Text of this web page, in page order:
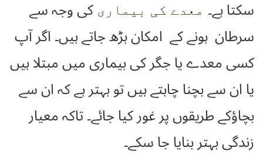
سکتا ہے۔ معدے کی بیماری کی وجہ سے
سرطان ہونے کے امکان بڑھ جاتے ہیں۔ اگر آپ
کسی معدے یا جگر کی بیماری میں مبتلا ہیں
یا ان سے بچنا چاہتے ہیں تو بہتر ہے کہ ان سے
بچاؤکے طریقوں پر غور کیا جائے۔ تاکہ معیار
زندگی بہتر بنایا جا سکے۔